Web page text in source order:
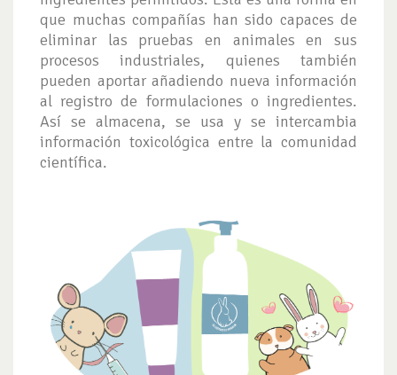
que muchas compañías han sido capaces de
eliminar las pruebas en animales en sus
procesos industriales, quienes también
pueden aportar añadiendo nueva información
al registro de formulaciones o ingredientes.
Así se almacena, se usa y se intercambia
información toxicológica entre la comunidad
científica.